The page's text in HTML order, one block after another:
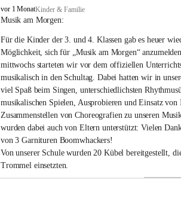
V
o
k
s
s
c
u
l
e
H
a
i
d
vor 1 MonatKinder & Familie
Musik am Morgen:
Für die Kinder der 3. und 4. Klassen gab es heuer
Möglichkeit, sich für „Musik am Morgen“
mittwochs starteten wir vor dem offiziellen
musikalisch in den Schultag. Dabei hatten wir in
viel Spaß beim Singen, unterschiedlichsten
musikalischen Spielen, Ausprobieren und Einsatz
Zusammenstellen von Choreografien zu unseren
wurden dabei auch von Eltern unterstützt: Vielen
von 3 Garnituren Boomwhackers!
Von unserer Schule wurden 20 Kübel bereitgestellt,
Trommel einsetzten.